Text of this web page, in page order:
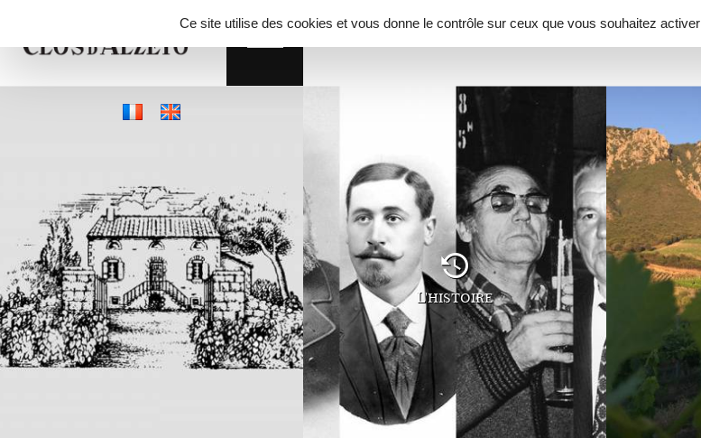
Ce site utilise des cookies et vous donne le contrôle sur ceux que vous souhaitez activer
L'histoire
NEWSLETTER